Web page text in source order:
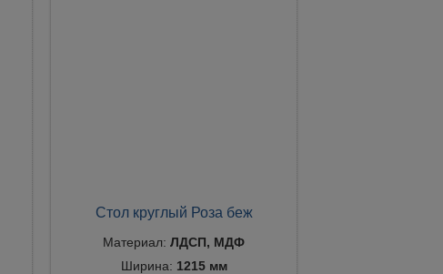
Стол круглый Роза беж
Материал: ЛДСП, МДФ
Ширина: 1215 мм